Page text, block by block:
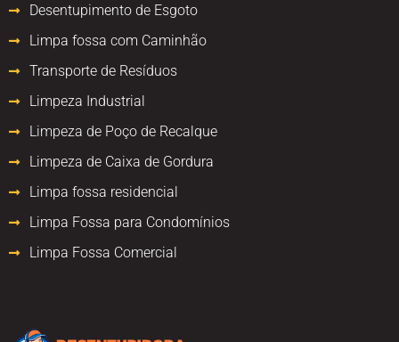
Desentupimento de Esgoto
Limpa fossa com Caminhão
Transporte de Resíduos
Limpeza Industrial
Limpeza de Poço de Recalque
Limpeza de Caixa de Gordura
Limpa fossa residencial
Limpa Fossa para Condomínios
Limpa Fossa Comercial